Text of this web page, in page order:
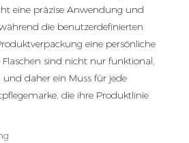
eine präzise Anwendung und
die benutzerdefinierten
eine persönliche
Flaschen sind nicht nur funktional,
daher ein Muss für jede
die ihre Produktlinie